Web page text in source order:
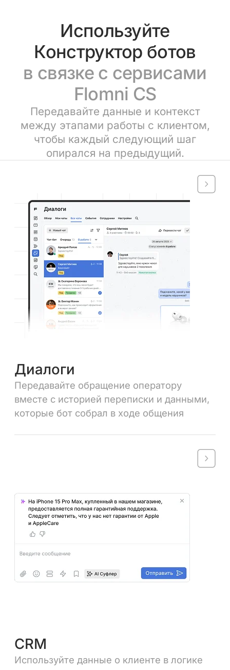
Используйте
Конструктор ботов
в связке с сервисами
Flomni CS
Передавайте данные и контекст
между этапами работы с клиентом,
чтобы каждый следующий шаг
опирался на предыдущий.
Диалоги
Передавайте обращение оператору
вместе с историей переписки и данными,
которые бот собрал в ходе общения
CRM
Используйте данные о клиенте в логике